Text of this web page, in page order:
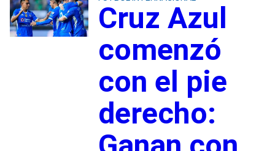
Cruz Azul
comenzó
con el pie
derecho: